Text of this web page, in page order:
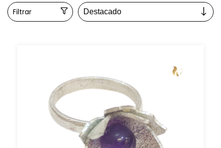
Filtrar